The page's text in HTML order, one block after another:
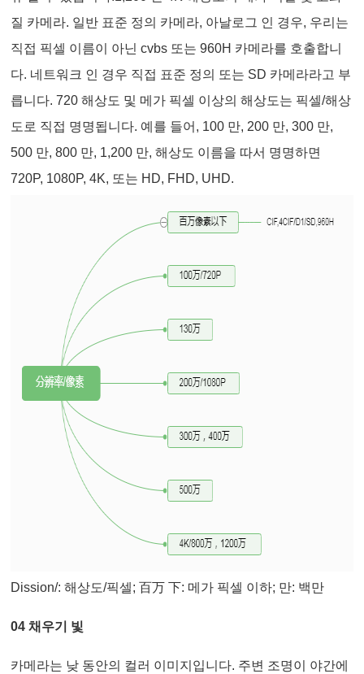
질 카메라. 일반 표준 정의 카메라, 아날로그 인 경우, 우리는
직접 픽셀 이름이 아닌 cvbs 또는 960H 카메라를 호출합니
다. 네트워크 인 경우 직접 표준 정의 또는 SD 카메라라고 부
릅니다. 720 해상도 및 메가 픽셀 이상의 해상도는 픽셀/해상
도로 직접 명명됩니다. 예를 들어, 100 만, 200 만, 300 만,
500 만, 800 만, 1,200 만, 해상도 이름을 따서 명명하면
720P, 1080P, 4K, 또는 HD, FHD, UHD.
Dission/: 해상도/픽셀; 百万 下: 메가 픽셀 이하; 만: 백만
04 채우기 빛
카메라는 낮 동안의 컬러 이미지입니다. 주변 조명이 야간에